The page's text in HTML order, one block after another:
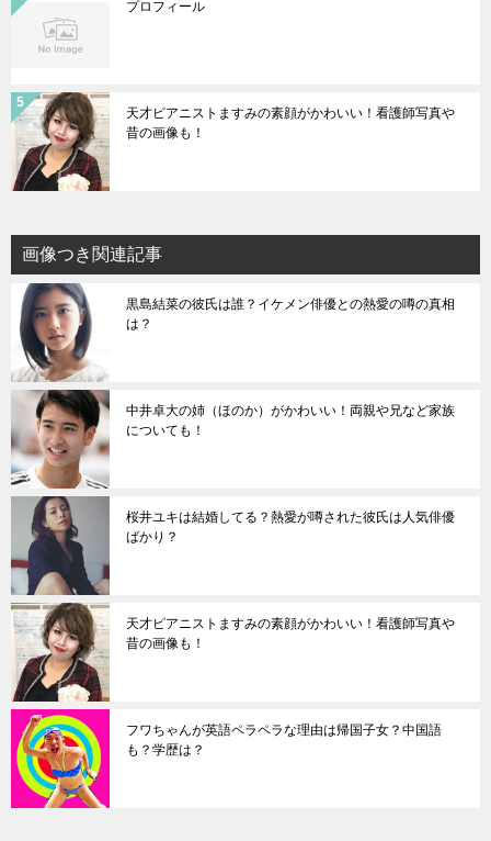
プロフィール
天才ピアニストますみの素顔がかわいい！看護師写真や
昔の画像も！
画像つき関連記事
黒島結菜の彼氏は誰？イケメン俳優との熱愛の噂の真相
は？
中井卓大の姉（ほのか）がかわいい！両親や兄など家族
についても！
桜井ユキは結婚してる？熱愛が噂された彼氏は人気俳優
ばかり？
天才ピアニストますみの素顔がかわいい！看護師写真や
昔の画像も！
フワちゃんが英語ペラペラな理由は帰国子女？中国語
も？学歴は？